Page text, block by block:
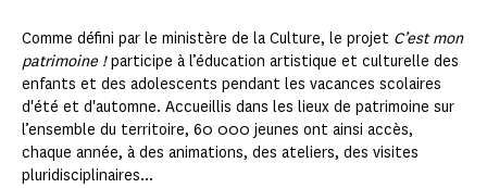
Comme défini par le ministère de la Culture, le projet C’est mon
patrimoine !participe à l’éducation artistique et culturelle des
enfants et des adolescents pendant les vacances scolaires
d'été et d'automne. Accueillis dans les lieux de patrimoine sur
l’ensemble du territoire, 60 000 jeunes ont ainsi accès,
chaque année, à des animations, des ateliers, des visites
pluridisciplinaires...